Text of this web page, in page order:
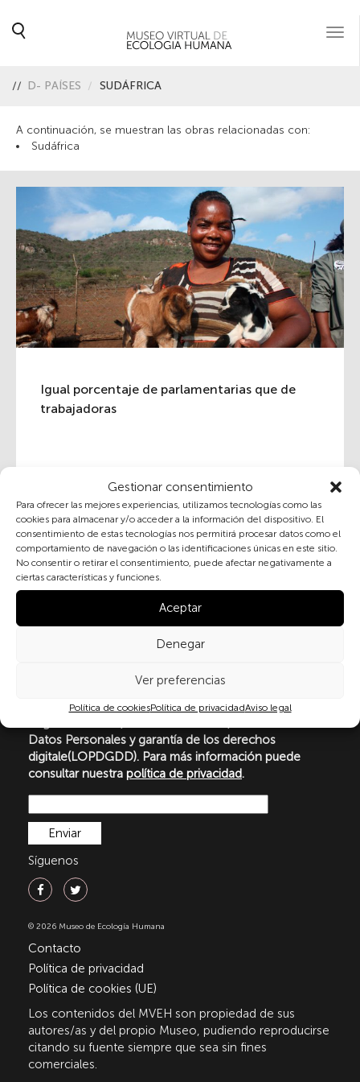
Gestionar consentimiento
Para ofrecer las mejores experiencias, utilizamos tecnologías como las
cookies para almacenar y/o acceder a la información del dispositivo. El
consentimiento de estas tecnologías nos permitirá procesar datos como el
comportamiento de navegación o las identificaciones únicas en este sitio.
No consentir o retirar el consentimiento, puede afectar negativamente a
ciertas características y funciones.
Aceptar
Denegar
Ver preferencias
Política de cookiesPolítica de privacidadAviso legal
// D- PAÍSES SUDÁFRICA
A continuación, se muestran las obras relacionadas con:
Sudáfrica
Igual porcentaje de parlamentarias que de
trabajadoras
Suscribete a nuestra newsletter
Al marcar la casilla y enviar este formulario, usted
personales conforme a la normativa vigente en
materia de protección de datos personales, en
particular, de acuerdo con lo dispuesto en el
Reglamento (UE) 2016/679 del Parlamento Europeo y
del Consejo de 27 de abril de 2016 (RGPD) y la Ley
Datos Personales y garantía de los derechos
digitale(LOPDGDD). Para más información puede
consultar nuestra política de privacidad.
Síguenos
© 2026 Museo de Ecología Humana
Contacto
Política de privacidad
Política de cookies (UE)
Los contenidos del MVEH son propiedad de sus
autores/as y del propio Museo, pudiendo reproducirse
citando su fuente siempre que sea sin fines
comerciales.